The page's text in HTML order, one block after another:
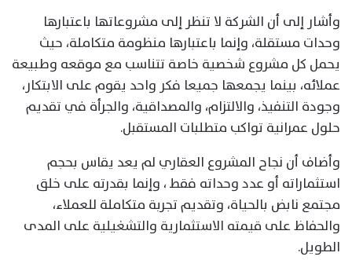
وأشار إلى أن الشركة لا تنظر إلى مشروعاتها باعتبارها
وحدات مستقلة، وإنما باعتبارها منظومة متكاملة، حيث
يحمل كل مشروع شخصية خاصة تتناسب مع موقعه وطبيعة
عملائه، بينما يجمعها جميعا فكر واحد يقوم على الابتكار،
وجودة التنفيذ، والالتزام، والمصداقية، والجرأة في تقديم
حلول عمرانية تواكب متطلبات المستقبل.
وأضاف أن نجاح المشروع العقاري لم يعد يقاس بحجم
استثماراته أو عدد وحداته فقط ، وإنما بقدرته على خلق
مجتمع نابض بالحياة، وتقديم تجربة متكاملة للعملاء،
والحفاظ على قيمته الاستثمارية والتشغيلية على المدى
الطويل.